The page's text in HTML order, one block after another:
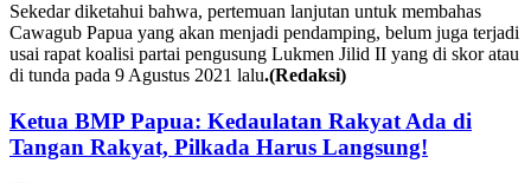
Sekedar diketahui bahwa, pertemuan lanjutan untuk membahas
Cawagub Papua yang akan menjadi pendamping, belum juga terjadi
usai rapat koalisi partai pengusung Lukmen Jilid II yang di skor atau
di tunda pada 9 Agustus 2021 lalu.(Redaksi)
Ketua BMP Papua: Kedaulatan Rakyat Ada di
Tangan Rakyat, Pilkada Harus Langsung!